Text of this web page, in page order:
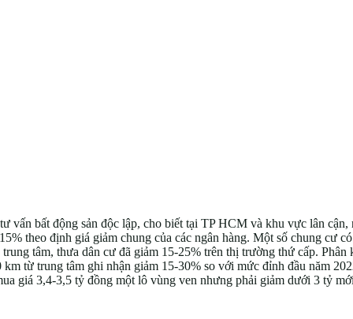
vấn bất động sản độc lập, cho biết tại TP HCM và khu vực lân cận,
theo định giá giảm chung của các ngân hàng. Một số chung cư
tâm, thưa dân cư đã giảm 15-25% trên thị trường thứ cấp. Phân
từ trung tâm ghi nhận giảm 15-30% so với mức đỉnh đầu năm
giá 3,4-3,5 tỷ đồng một lô vùng ven nhưng phải giảm dưới 3 tỷ